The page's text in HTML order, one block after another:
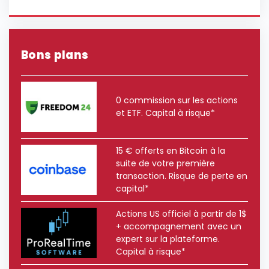
Bons plans
0 commission sur les actions
et ETF. Capital à risque*
15 € offerts en Bitcoin à la
suite de votre première
transaction. Risque de perte en
capital*
Actions US officiel à partir de 1$
+ accompagnement avec un
expert sur la plateforme.
Capital à risque*